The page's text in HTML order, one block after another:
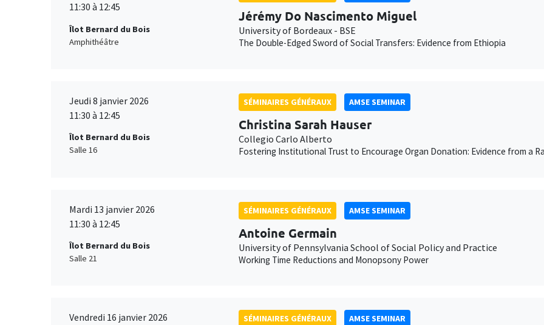
11:30 à 12:45
Îlot Bernard du Bois
Amphithéâtre
Jérémy Do Nascimento Miguel
University of Bordeaux - BSE
The Double-Edged Sword of Social Transfers: Evidence from Ethiopia
Jeudi 8 janvier 2026
11:30 à 12:45
Îlot Bernard du Bois
Salle 16
SÉMINAIRES GÉNÉRAUX AMSE SEMINAR
Christina Sarah Hauser
Collegio Carlo Alberto
Fostering Institutional Trust to Encourage Organ Donation: Evidence from a
Mardi 13 janvier 2026
11:30 à 12:45
Îlot Bernard du Bois
Salle 21
SÉMINAIRES GÉNÉRAUX AMSE SEMINAR
Antoine Germain
University of Pennsylvania School of Social Policy and Practice
Working Time Reductions and Monopsony Power
Vendredi 16 janvier 2026
SÉMINAIRES GÉNÉRAUX AMSE SEMINAR